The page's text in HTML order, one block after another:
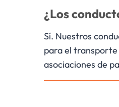
¿Los
Sí. Nuestros
para el transporte
asociaciones de